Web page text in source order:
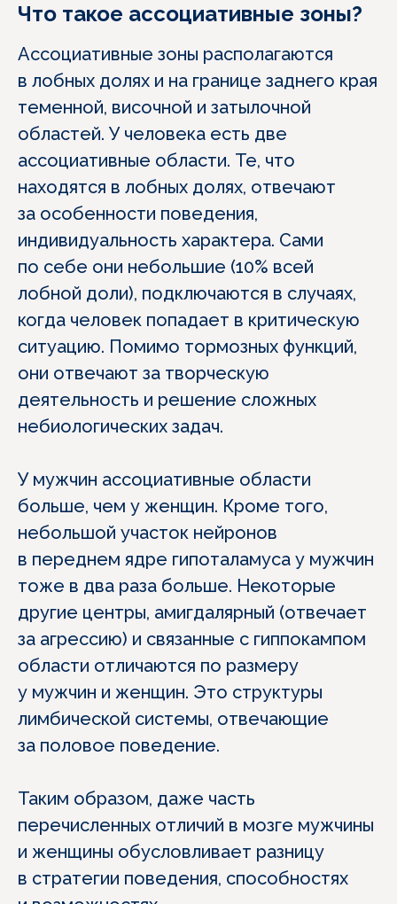
Что такое ассоциативные зоны?
Ассоциативные зоны располагаются
в лобных долях и на границе заднего края
теменной, височной и затылочной
областей. У человека есть две
ассоциативные области. Те, что
находятся в лобных долях, отвечают
за особенности поведения,
индивидуальность характера. Сами
по себе они небольшие (10% всей
лобной доли), подключаются в случаях,
когда человек попадает в критическую
ситуацию. Помимо тормозных функций,
они отвечают за творческую
деятельность и решение сложных
небиологических задач.
У мужчин ассоциативные области
больше, чем у женщин. Кроме того,
небольшой участок нейронов
в переднем ядре гипоталамуса у мужчин
тоже в два раза больше. Некоторые
другие центры, амигдалярный (отвечает
за агрессию) и связанные с гиппокампом
области отличаются по размеру
у мужчин и женщин. Это структуры
лимбической системы, отвечающие
за половое поведение.
Таким образом, даже часть
перечисленных отличий в мозге мужчины
и женщины обусловливает разницу
в стратегии поведения, способностях